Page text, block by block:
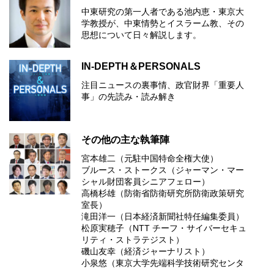
中東研究の第⼀⼈者である池内恵・東京⼤
学教授が、中東情勢とイスラーム教、その
思想について⽇々解説します。
IN-DEPTH＆PERSONALS
注目ニュースの裏事情、政官財界「重要人
事」の先読み・読み解き
その他の主な執筆陣
宮本雄二（元駐中国特命全権大使）
ブルース・ストークス（ジャーマン・マー
シャル財団客員シニアフェロー）
高橋杉雄（防衛省防衛研究所防衛政策研究
室長）
滝田洋一（日本経済新聞社特任編集委員）
松原実穂子（NTT チーフ・サイバーセキュ
リティ・ストラテジスト）
磯山友幸（経済ジャーナリスト）
小泉悠（東京大学先端科学技術研究センタ